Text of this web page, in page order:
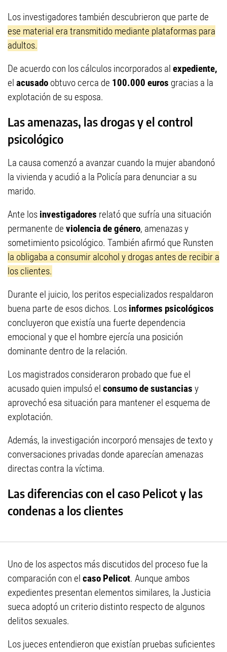
Los investigadores también descubrieron que parte de
ese material era transmitido mediante plataformas para
adultos.
De acuerdo con los cálculos incorporados al expediente,
el acusado obtuvo cerca de 100.000 euros gracias a la
explotación de su esposa.
Las amenazas, las drogas y el control
psicológico
La causa comenzó a avanzar cuando la mujer abandonó
la vivienda y acudió a la Policía para denunciar a su
marido.
Ante los investigadores relató que sufría una situación
permanente de violencia de género, amenazas y
sometimiento psicológico. También afirmó que Runsten
la obligaba a consumir alcohol y drogas antes de recibir a
los clientes.
Durante el juicio, los peritos especializados respaldaron
buena parte de esos dichos. Los informes psicológicos
concluyeron que existía una fuerte dependencia
emocional y que el hombre ejercía una posición
dominante dentro de la relación.
Los magistrados consideraron probado que fue el
acusado quien impulsó el consumo de sustancias y
aprovechó esa situación para mantener el esquema de
explotación.
Además, la investigación incorporó mensajes de texto y
conversaciones privadas donde aparecían amenazas
directas contra la víctima.
Las diferencias con el caso Pelicot y las
condenas a los clientes
Uno de los aspectos más discutidos del proceso fue la
comparación con el caso Pelicot. Aunque ambos
expedientes presentan elementos similares, la Justicia
sueca adoptó un criterio distinto respecto de algunos
delitos sexuales.
Los jueces entendieron que existían pruebas suficientes